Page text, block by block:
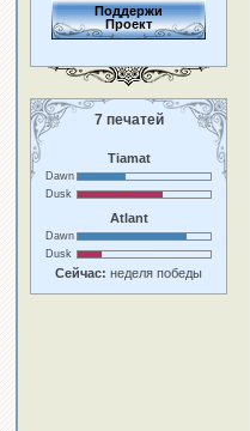
Поддержи
Проект
7 печатей
Tiamat
Dawn
Dusk
Atlant
Dawn
Dusk
Сейчас: неделя победы